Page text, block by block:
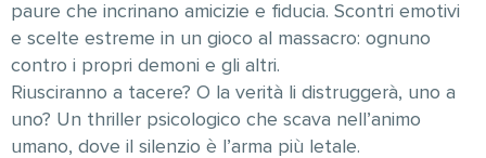
paure che incrinano amicizie e fiducia. Scontri emotivi
e scelte estreme in un gioco al massacro: ognuno
contro i propri demoni e gli altri.
Riusciranno a tacere? O la verità li distruggerà, uno a
uno? Un thriller psicologico che scava nell’animo
umano, dove il silenzio è l’arma più letale.